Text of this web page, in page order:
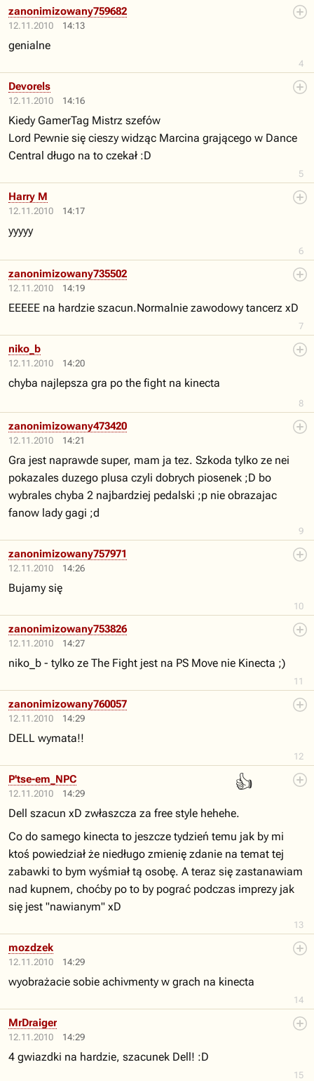
12.11.2010 14:13
4
zanonimizowany759682
genialne
12.11.2010 14:16
5
Devorels
Kiedy GamerTag Mistrz szefów
Lord Pewnie się cieszy widząc Marcina grającego w Dance
Central długo na to czekał :D
12.11.2010 14:17
6
Harry M
yyyyy
12.11.2010 14:19
7
zanonimizowany735502
EEEEE na hardzie szacun.Normalnie zawodowy tancerz xD
12.11.2010 14:20
8
niko_b
chyba najlepsza gra po the fight na kinecta
12.11.2010 14:21
9
zanonimizowany473420
Gra jest naprawde super, mam ja tez. Szkoda tylko ze nei
pokazales duzego plusa czyli dobrych piosenek ;D bo
wybrales chyba 2 najbardziej pedalski ;p nie obrazajac
fanow lady gagi ;d
12.11.2010 14:26
10
zanonimizowany757971
Bujamy się
12.11.2010 14:27
11
zanonimizowany753826
niko_b - tylko ze The Fight jest na PS Move nie Kinecta ;)
12.11.2010 14:29
12
zanonimizowany760057
DELL wymata!!
12.11.2010 14:29
👍
13
P'tse-em_NPC
Dell szacun xD zwłaszcza za free style hehehe.
Co do samego kinecta to jeszcze tydzień temu jak by mi
ktoś powiedział że niedługo zmienię zdanie na temat tej
zabawki to bym wyśmiał tą osobę. A teraz się zastanawiam
nad kupnem, choćby po to by pograć podczas imprezy jak
się jest "nawianym" xD
12.11.2010 14:29
14
mozdzek
wyobrażacie sobie achivmenty w grach na kinecta
12.11.2010 14:29
15
MrDraiger
4 gwiazdki na hardzie, szacunek Dell! :D